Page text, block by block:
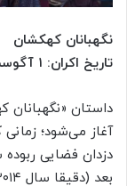
نگهبانان کهکشان
تاریخ اکران: ۱ آگوست ۲۰۱۴
آغاز می‌شود؛